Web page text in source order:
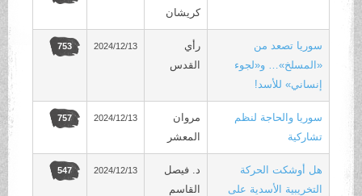
كريشان
سوريا تصعد من
«المسلخ»… و«لجوء
إنساني» للأسد!
القدس
2024/12/13
753
سوريا والحاجة لنظم
تشاركية
مروان
المعشر
2024/12/13
757
هل أوشكت الحركة
التخريبية الأسدية على
د. فيصل
القاسم
2024/12/13
547